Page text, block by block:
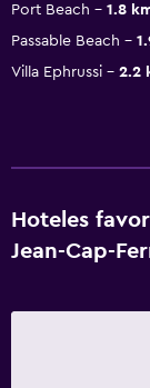
Port Beach
1.8
Passable Beach
Villa Ephrussi
2.2
Hoteles
Jean-Cap-